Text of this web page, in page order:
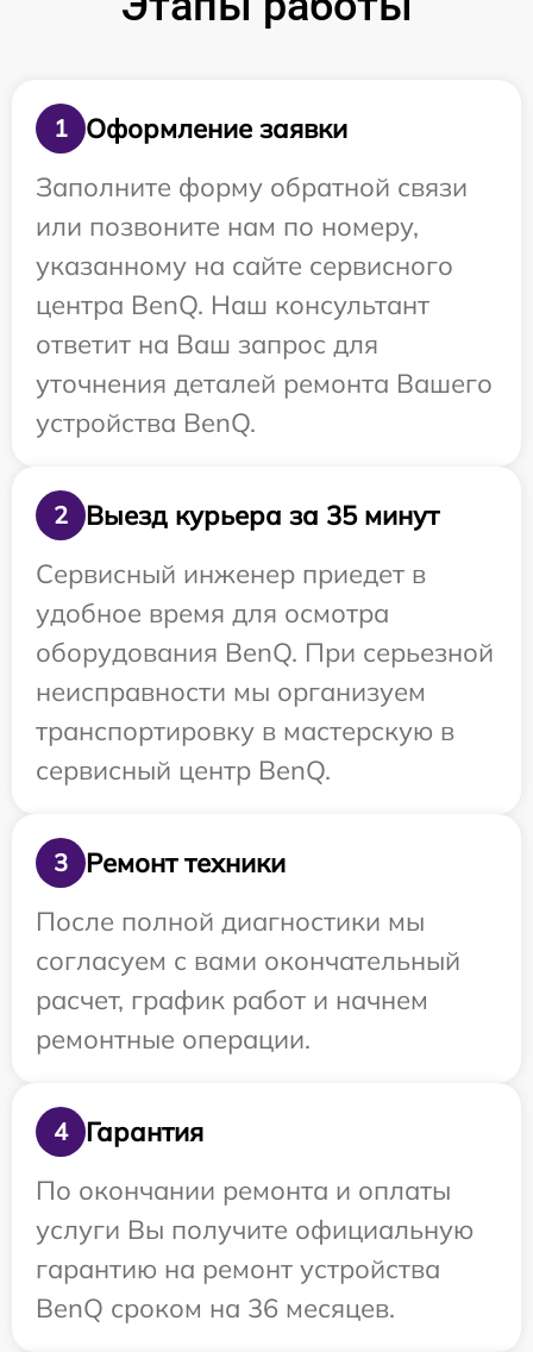
1
Оформление заявки
Заполните форму обратной связи
или позвоните нам по номеру,
указанному на сайте сервисного
центра BenQ. Наш консультант
ответит на Ваш запрос для
уточнения деталей ремонта Вашего
устройства BenQ.
2
Выезд курьера за 35 минут
Сервисный инженер приедет в
удобное время для осмотра
оборудования BenQ. При серьезной
неисправности мы организуем
транспортировку в мастерскую в
сервисный центр BenQ.
3
Ремонт техники
После полной диагностики мы
согласуем с вами окончательный
расчет, график работ и начнем
ремонтные операции.
4
Гарантия
По окончании ремонта и оплаты
услуги Вы получите официальную
гарантию на ремонт устройства
BenQ сроком на 36 месяцев.